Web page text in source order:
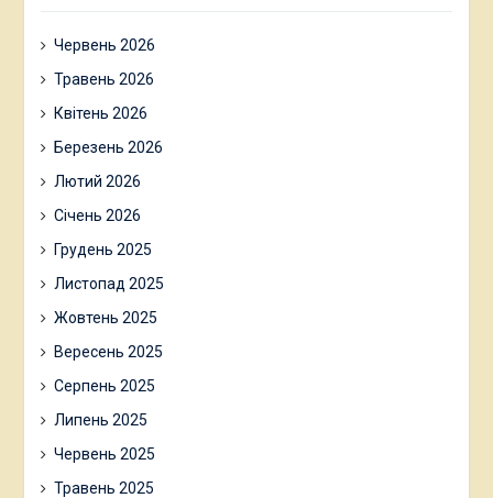
Червень 2026
Травень 2026
Квітень 2026
Березень 2026
Лютий 2026
Січень 2026
Грудень 2025
Листопад 2025
Жовтень 2025
Вересень 2025
Серпень 2025
Липень 2025
Червень 2025
Травень 2025